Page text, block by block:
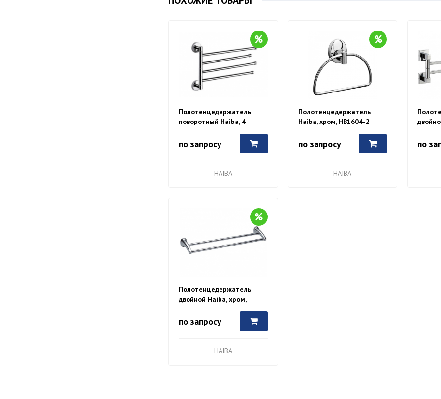
Полотенцедержатель
поворотный Haiba, 4
по запросу
HAIBA
Полотенцедержатель
Haiba, хром, HB1604-2
по запросу
HAIBA
по
Полотенцедержатель
двойной Haiba, хром,
по запросу
HAIBA